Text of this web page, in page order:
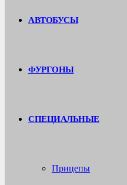
АВТОБУСЫ
ФУРГОНЫ
СПЕЦИАЛЬНЫЕ
Прицепы